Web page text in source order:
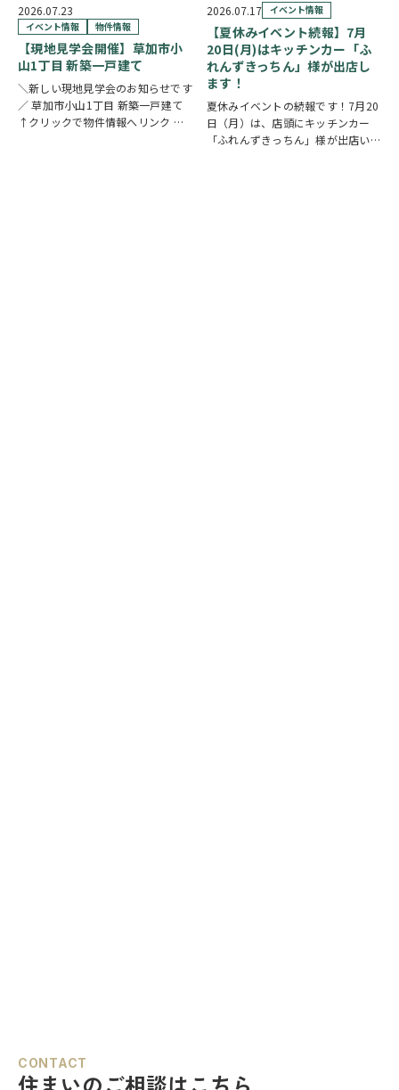
直接物件を見ながらご説明さ…
中心となるLDKは、17帖以上のゆと
り空間。食洗機付きカウンターキッ
チ…
2026.07.23
イベント情報 物件情報
【現地見学会開催】草加市小
山1丁目 新築一戸建て
＼新しい現地見学会のお知らせです
／ 草加市小山1丁目 新築一戸建て
↑クリックで物件情報へリンク お
2026.07.17 イベント情報
【夏休みイベント続報】7月
20日(月)はキッチンカー「ふ
れんずきっちん」様が出店し
ます！
夏休みイベントの続報です！7月20
日（月）は、店頭にキッチンカー
「ふれんずきっちん」様が出店いた
CONTACT
住まいのご相談はこちら